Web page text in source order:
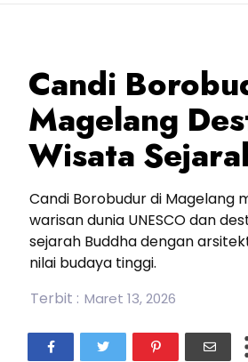
Candi
Magelang
Wisata
Candi Borobudur di Magelang
warisan dunia UNESCO dan
sejarah Buddha dengan
nilai budaya tinggi.
Terbit : Maret 13, 2026